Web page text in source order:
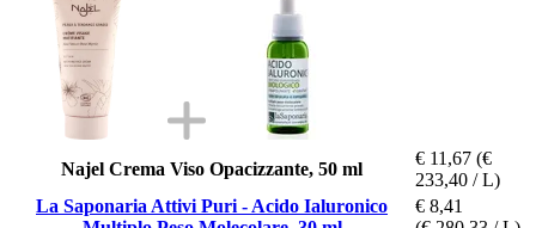
Najel Crema Viso Opacizzante, 50 ml
€ 11,67 (€
233,40 / L)
La Saponaria Attivi Puri - Acido Ialuronico
€ 8,41